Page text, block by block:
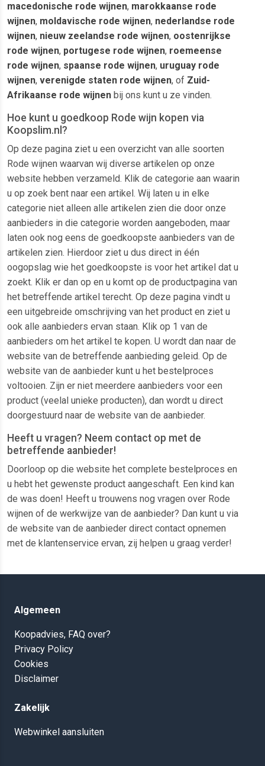
macedonische rode wijnen, marokkaanse rode
wijnen, moldavische rode wijnen, nederlandse rode
wijnen, nieuw zeelandse rode wijnen, oostenrijkse
rode wijnen, portugese rode wijnen, roemeense
rode wijnen, spaanse rode wijnen, uruguay rode
wijnen, verenigde staten rode wijnen, of Zuid-
Afrikaanse rode wijnen bij ons kunt u ze vinden.
Hoe kunt u goedkoop Rode wijn kopen via
Koopslim.nl?
Op deze pagina ziet u een overzicht van alle soorten
Rode wijnen waarvan wij diverse artikelen op onze
website hebben verzameld. Klik de categorie aan waarin
u op zoek bent naar een artikel. Wij laten u in elke
categorie niet alleen alle artikelen zien die door onze
aanbieders in die categorie worden aangeboden, maar
laten ook nog eens de goedkoopste aanbieders van de
artikelen zien. Hierdoor ziet u dus direct in één
oogopslag wie het goedkoopste is voor het artikel dat u
zoekt. Klik er dan op en u komt op de productpagina van
het betreffende artikel terecht. Op deze pagina vindt u
een uitgebreide omschrijving van het product en ziet u
ook alle aanbieders ervan staan. Klik op 1 van de
aanbieders om het artikel te kopen. U wordt dan naar de
website van de betreffende aanbieding geleid. Op de
website van de aanbieder kunt u het bestelproces
voltooien. Zijn er niet meerdere aanbieders voor een
product (veelal unieke producten), dan wordt u direct
doorgestuurd naar de website van de aanbieder.
Heeft u vragen? Neem contact op met de
betreffende aanbieder!
Doorloop op die website het complete bestelproces en
u hebt het gewenste product aangeschaft. Een kind kan
de was doen! Heeft u trouwens nog vragen over Rode
wijnen of de werkwijze van de aanbieder? Dan kunt u via
de website van de aanbieder direct contact opnemen
met de klantenservice ervan, zij helpen u graag verder!
Algemeen
Koopadvies, FAQ over?
Privacy Policy
Cookies
Disclaimer
Zakelijk
Webwinkel aansluiten